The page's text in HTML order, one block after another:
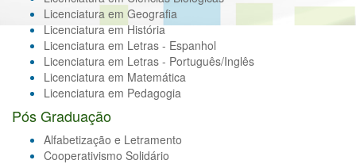
Licenciatura em Geografia
Licenciatura em História
Licenciatura em Letras - Espanhol
Licenciatura em Letras - Português/Inglês
Licenciatura em Matemática
Licenciatura em Pedagogia
Pós Graduação
Alfabetização e Letramento
Cooperativismo Solidário